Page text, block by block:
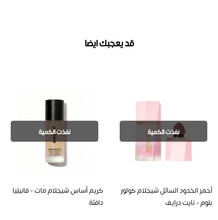
قد يعجبك ايضا
نفذت الكمية
أحمر الخدود السائل شيجلام كولور
بلوم - نايت درايف
نفذت الكمية
كريم أساس شيجلام مات - فانيليا
دافئة